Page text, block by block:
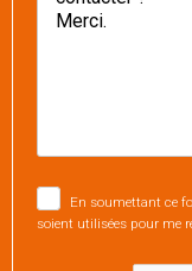
En soumettant ce
soient utilisées pour me